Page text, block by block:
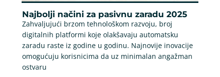
Najbolji načini za pasivnu zaradu 2025
Zahvaljujući brzom tehnološkom razvoju, broj
digitalnih platformi koje olakšavaju automatsku
zaradu raste iz godine u godinu. Najnovije inovacije
omogućuju korisnicima da uz minimalan angažman
ostvaru